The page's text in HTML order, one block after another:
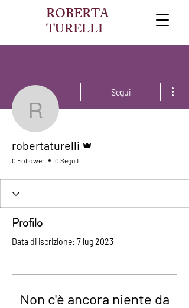
ROBERTA
TURELLI
robertaturelli
Segui
robertaturelli
0 Follower 0 Seguiti
Profilo
Data di iscrizione: 7 lug 2023
Non c'è ancora niente da